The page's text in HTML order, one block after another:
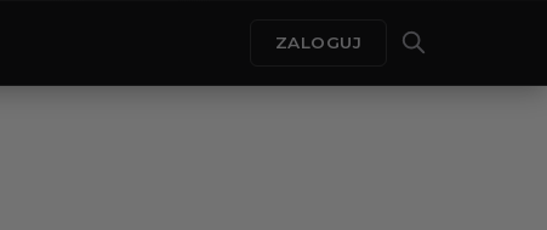
ZALOGUJ